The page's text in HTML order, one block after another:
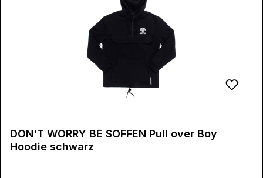
DON'T WORRY BE SOFFEN Pull over Boy
Hoodie schwarz